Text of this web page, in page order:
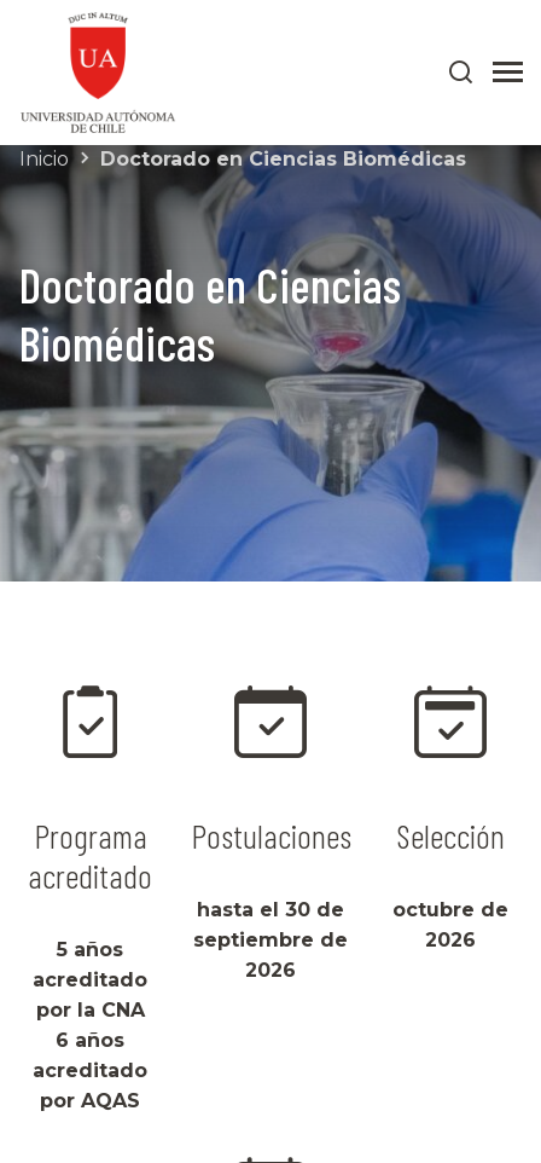
Inicio Doctorado en Ciencias Biomédicas
Doctorado en Ciencias
Biomédicas
Programa
acreditado
5 años
acreditado
por la CNA
6 años
acreditado
por AQAS
Postulaciones
hasta el 30 de
septiembre de
2026
Selección
octubre de
2026